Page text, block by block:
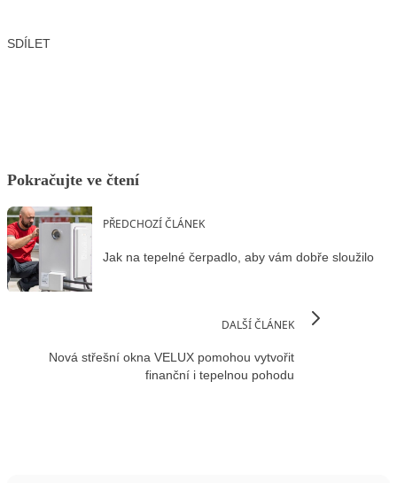
SDÍLET
Pokračujte ve čtení
PŘEDCHOZÍ ČLÁNEK
Jak na tepelné čerpadlo, aby vám dobře sloužilo
DALŠÍ ČLÁNEK
Nová střešní okna VELUX pomohou vytvořit
finanční i tepelnou pohodu